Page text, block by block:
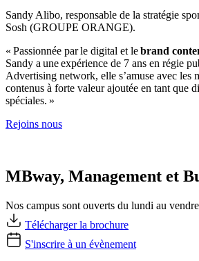
Sandy Alibo, responsable de la stratégie
Sosh (GROUPE ORANGE).
« Passionnée par le digital et lebrand
Sandy a une expérience de 7 ans en régie
Advertising network, elle s’amuse avec les
contenus à forte valeur ajoutée en tant que
spéciales. »
Rejoins nous
MBway, Management et
Nos campus sont ouverts du lundi au
Télécharger la brochure
S'inscrire à un évènement